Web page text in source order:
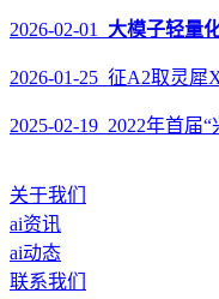
2026-02-01 大模子轻量
2026-01-25 征A2取灵犀
2025-02-19 2022年首届
关于我们
ai资讯
ai动态
联系我们